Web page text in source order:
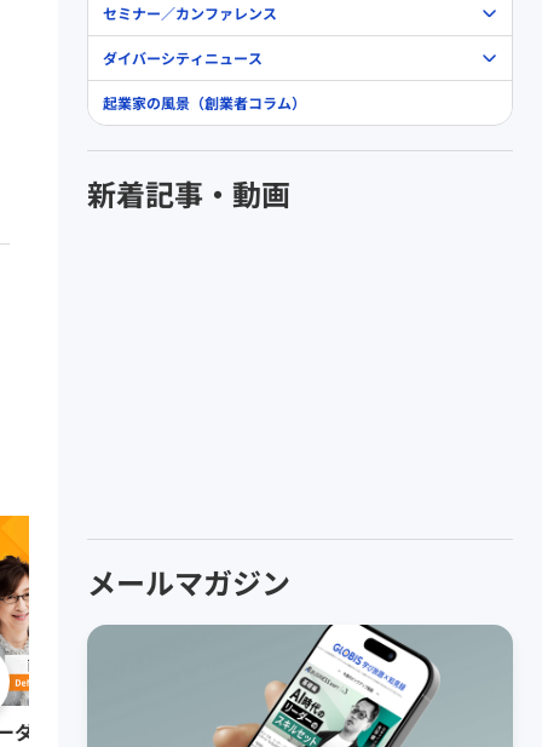
0:51:41
ダーの挑戦⑨ 南場智子氏
リーダーの挑戦② 田坂
セミナー／カンファレンス
ダイバーシティニュース
起業家の風景（創業者コラム）
新着記事・動画
メールマガジン